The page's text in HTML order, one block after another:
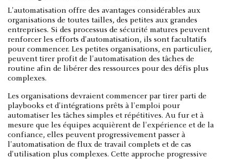
L'automatisation offre des avantages considérables aux
organisations de toutes tailles, des petites aux grandes
entreprises. Si des processus de sécurité matures peuvent
renforcer les efforts d'automatisation, ils sont facultatifs
pour commencer. Les petites organisations, en particulier,
peuvent tirer profit de l'automatisation des tâches de
routine afin de libérer des ressources pour des défis plus
complexes.
Les organisations devraient commencer par tirer parti de
playbooks et d'intégrations prêts à l'emploi pour
automatiser les tâches simples et répétitives. Au fur et à
mesure que les équipes acquièrent de l'expérience et de la
confiance, elles peuvent progressivement passer à
l'automatisation de flux de travail complets et de cas
d'utilisation plus complexes. Cette approche progressive